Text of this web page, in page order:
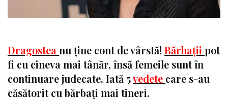
Dragostea nu ține cont de vârstă! Bărbații pot
fi cu cineva mai tânăr, însă femeile sunt în
continuare judecate. Iată 5vedete care s-au
căsătorit cu bărbați mai tineri.